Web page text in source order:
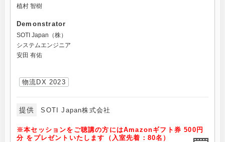
植村 智樹
Demonstrator
SOTI Japan（株）
システムエンジニア
安田 有佑
物流DX 2023
提供 SOTI Japan株式会社
※本セッションをご聴講の方にはAmazonギフト券 500円
分 をプレゼントいたします（入室先着：80名）